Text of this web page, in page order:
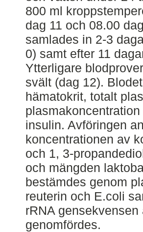
800 ml
dag 11 och 08.00
samlades in 2-3
0) samt efter 11
Ytterligare
svält (dag 12).
hämatokrit, totalt
insulin. Avföringen
koncentrationen av
och 1, 3-
och mängden
bestämdes genom
reuterin och E.coli
rRNA
genomfördes.